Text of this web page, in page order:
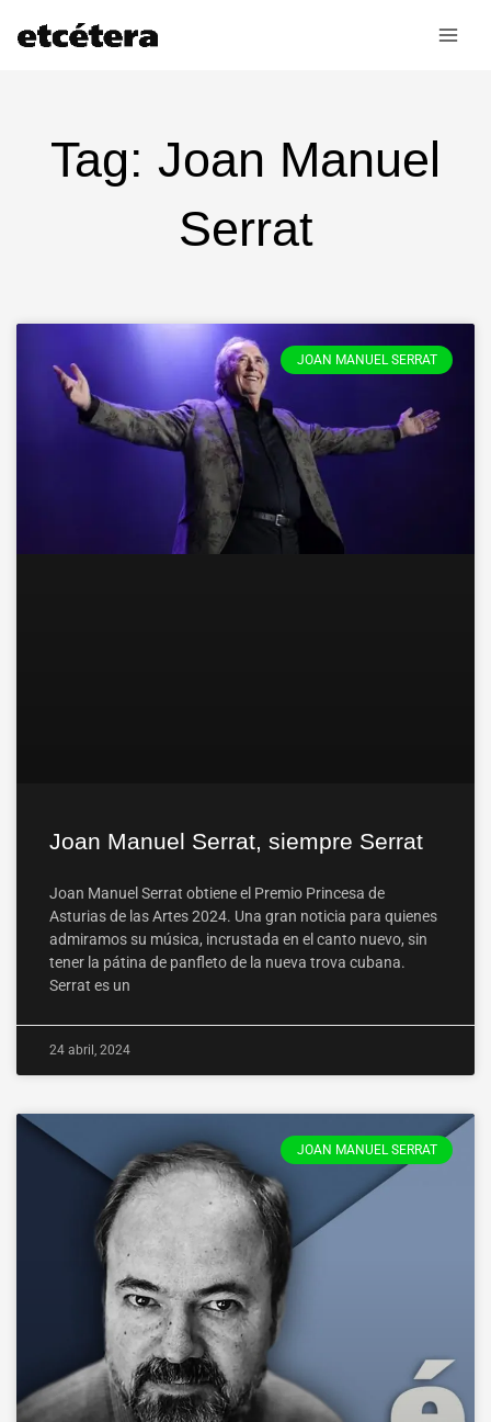
Tag: Joan Manuel
Serrat
JOAN MANUEL SERRAT
Joan Manuel Serrat, siempre Serrat
Joan Manuel Serrat obtiene el Premio Princesa de
Asturias de las Artes 2024. Una gran noticia para quienes
admiramos su música, incrustada en el canto nuevo, sin
tener la pátina de panfleto de la nueva trova cubana.
Serrat es un
24 abril, 2024
JOAN MANUEL SERRAT